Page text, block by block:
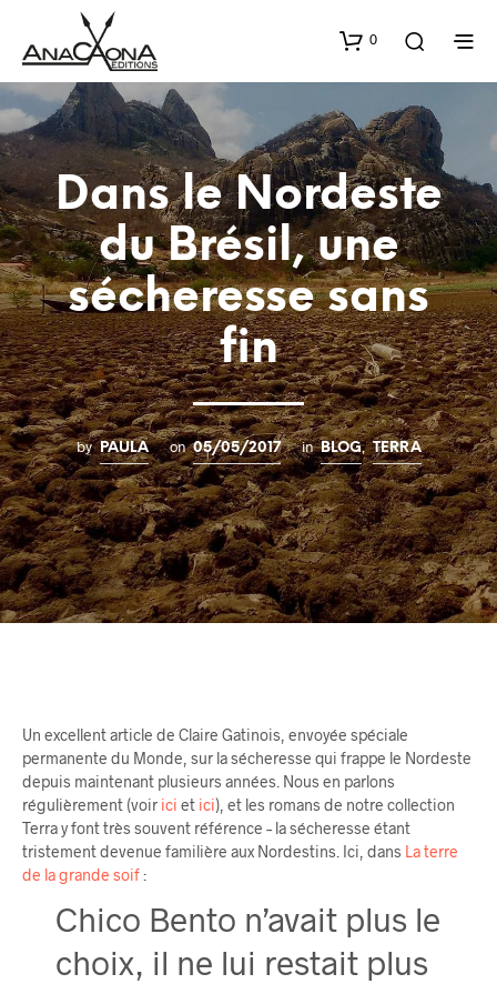
0
Dans le Nordeste
du Brésil, une
sécheresse sans
fin
by PAULA on 05/05/2017 in BLOG, TERRA
Un excellent article de Claire Gatinois, envoyée spéciale
permanente du Monde, sur la sécheresse qui frappe le Nordeste
depuis maintenant plusieurs années. Nous en parlons
régulièrement (voir ici et ici), et les romans de notre collection
Terra y font très souvent référence – la sécheresse étant
tristement devenue familière aux Nordestins. Ici, dans La terre
de la grande soif:
Chico Bento n’avait plus le
choix, il ne lui restait plus